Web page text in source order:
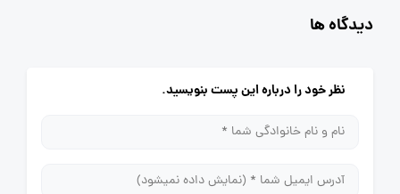
دیدگاه ها
نظر خود را درباره این پست بنویسید.